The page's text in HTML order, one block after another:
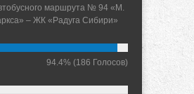
маршрута № 94 «М.
– ЖК «Радуга Сибири»
94.4% (186 Голосов)